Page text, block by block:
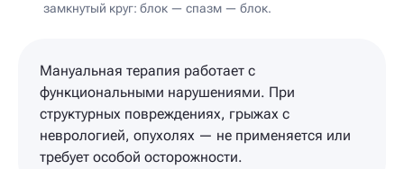
замкнутый круг: блок — спазм — блок.
Мануальная терапия работает с
функциональными нарушениями. При
структурных повреждениях, грыжах с
неврологией, опухолях — не применяется или
требует особой осторожности.